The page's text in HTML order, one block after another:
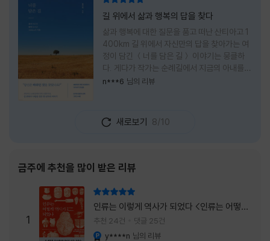
길 위에서 삶과 행복의 답을 찾다
삶과 행복에 대한 질문을 품고 떠난 산티아고 1
400km 길 위에서 자신만의 답을 찾아가는 여
정이 담긴 ＜너를 담은 길＞ 이야기는 뭉클하
다. 게다가 작가는 순례길에서 지금의 아내를
만나 여행 로맨스의 정석인 '비포 선라이즈'를
에 작가가 소개한 다양한 도서들의 문장들을 만
나는 것 역시 읽기의 또다른 즐거움이었다. 여
누구이며어느 순간 행복을 느끼는지 질문하며
길을 떠나려고 마음 먹는 순간들을 적어내려간
문장들에 마음을 한참 머물렀다.그 부분을 발췌
해본다. "내가 온 힘을 다해 부러워하던 사람
들은 '자신이 원하는' 일을 하는 사람들이었다.
소명이라고 하던
n***6 님의 리뷰
새로보기 8/10
금주에 추천을 많이 받은 리뷰
1
인류는 이렇게 역사가 되었다 <인류는 어떻게
역사가 되었나>
추천 24건 댓글 25건
y****n 님의 리뷰